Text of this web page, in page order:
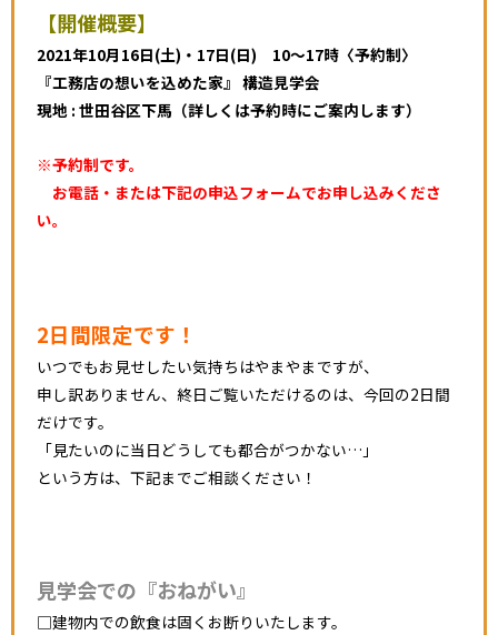
【開催概要】
2021年10月16日(土)・17日(日) 10～17時〈予約制〉
『工務店の想いを込めた家』 構造見学会
現地 : 世田谷区下馬（詳しくは予約時にご案内します）
※予約制です。
お電話・または下記の申込フォームでお申し込みくださ
い。
2日間限定です ！
いつでもお見せしたい気持ちはやまやまですが、
申し訳ありません、終日ご覧いただけるのは、今回の2日間
だけです。
「見たいのに当日どうしても都合がつかない…」
という方は、下記までご相談ください！
見学会での『おねがい』
□建物内での飲食は固くお断りいたします。